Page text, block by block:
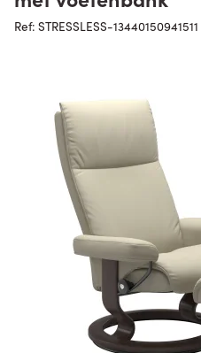
Ref: STRESSLESS-13440150941511